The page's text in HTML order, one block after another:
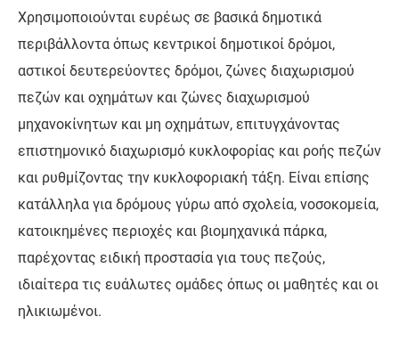
Χρησιμοποιούνται ευρέως σε βασικά δημοτικά
περιβάλλοντα όπως κεντρικοί δημοτικοί δρόμοι,
αστικοί δευτερεύοντες δρόμοι, ζώνες διαχωρισμού
πεζών και οχημάτων και ζώνες διαχωρισμού
μηχανοκίνητων και μη οχημάτων, επιτυγχάνοντας
επιστημονικό διαχωρισμό κυκλοφορίας και ροής πεζών
και ρυθμίζοντας την κυκλοφοριακή τάξη. Είναι επίσης
κατάλληλα για δρόμους γύρω από σχολεία, νοσοκομεία,
κατοικημένες περιοχές και βιομηχανικά πάρκα,
παρέχοντας ειδική προστασία για τους πεζούς,
ιδιαίτερα τις ευάλωτες ομάδες όπως οι μαθητές και οι
ηλικιωμένοι.